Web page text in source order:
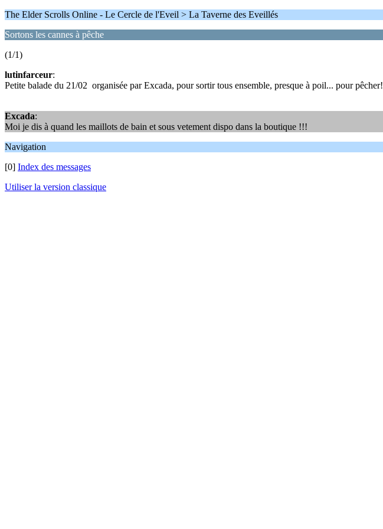
The Elder Scrolls Online - Le Cercle de l'Eveil > La Taverne des Eveillés
Sortons les cannes à pêche
(1/1)
lutinfarceur:
Petite balade du 21/02 organisée par Excada, pour sortir tous ensemble, presque à poil... pour pêcher!
Excada:
Moi je dis à quand les maillots de bain et sous vetement dispo dans la boutique !!!
Navigation
[0] Index des messages
Utiliser la version classique